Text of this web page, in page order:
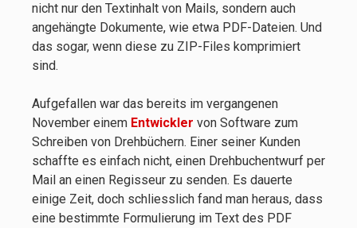
nicht nur den Textinhalt von Mails, sondern auch
angehängte Dokumente, wie etwa PDF-Dateien. Und
das sogar, wenn diese zu ZIP-Files komprimiert
sind.
Aufgefallen war das bereits im vergangenen
November einem Entwickler von Software zum
Schreiben von Drehbüchern. Einer seiner Kunden
schaffte es einfach nicht, einen Drehbuchentwurf per
Mail an einen Regisseur zu senden. Es dauerte
einige Zeit, doch schliesslich fand man heraus, dass
eine bestimmte Formulierung im Text des PDF